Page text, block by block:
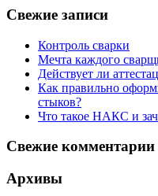
Свежие записи
Контроль сварки
Мечта каждого
Действует ли
Как правильно
стыков?
Что такое НАКС и
Свежие комментарии
Архивы